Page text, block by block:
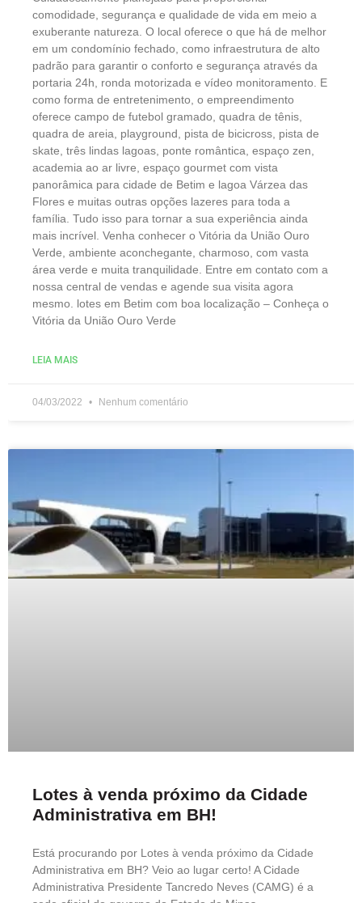
comodidade, segurança e qualidade de vida em meio a
exuberante natureza. O local oferece o que há de melhor
em um condomínio fechado, como infraestrutura de alto
padrão para garantir o conforto e segurança através da
portaria 24h, ronda motorizada e vídeo monitoramento. E
como forma de entretenimento, o empreendimento
oferece campo de futebol gramado, quadra de tênis,
quadra de areia, playground, pista de bicicross, pista de
skate, três lindas lagoas, ponte romântica, espaço zen,
academia ao ar livre, espaço gourmet com vista
panorâmica para cidade de Betim e lagoa Várzea das
Flores e muitas outras opções lazeres para toda a
família. Tudo isso para tornar a sua experiência ainda
mais incrível. Venha conhecer o Vitória da União Ouro
Verde, ambiente aconchegante, charmoso, com vasta
área verde e muita tranquilidade. Entre em contato com a
nossa central de vendas e agende sua visita agora
mesmo. lotes em Betim com boa localização – Conheça o
Vitória da União Ouro Verde
LEIA MAIS
04/03/2022 Nenhum comentário
Lotes à venda próximo da Cidade
Administrativa em BH!
Está procurando por Lotes à venda próximo da Cidade
Administrativa em BH? Veio ao lugar certo! A Cidade
Administrativa Presidente Tancredo Neves (CAMG) é a